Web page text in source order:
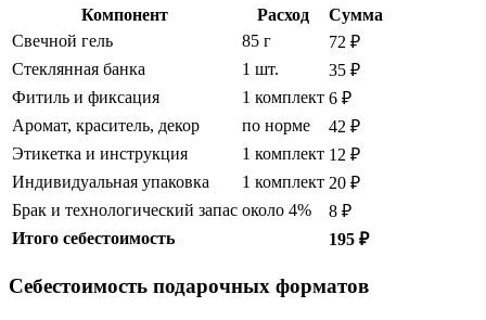
Компонент Расход
Сумма
Свечной гель
85 г
72 ₽
Стеклянная банка
1 шт.
35 ₽
Фитиль и фиксация
1 комплект 6 ₽
Аромат, краситель, декор
по норме
42 ₽
Этикетка и инструкция
1 комплект 12 ₽
Индивидуальная упаковка
1 комплект 20 ₽
Брак и технологический запас около 4%
8 ₽
Итого себестоимость
195 ₽
Себестоимость подарочных форматов